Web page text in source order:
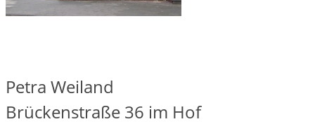
Petra Weiland
Brückenstraße 36 im Hof